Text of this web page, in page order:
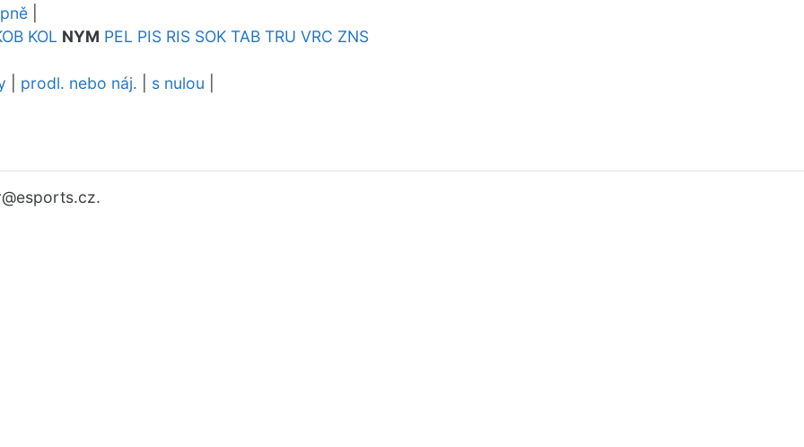
KOL NYM PEL PIS RIS SOK TAB TRU VRC ZNS
prodl. nebo náj. s nulou
@esports.cz.